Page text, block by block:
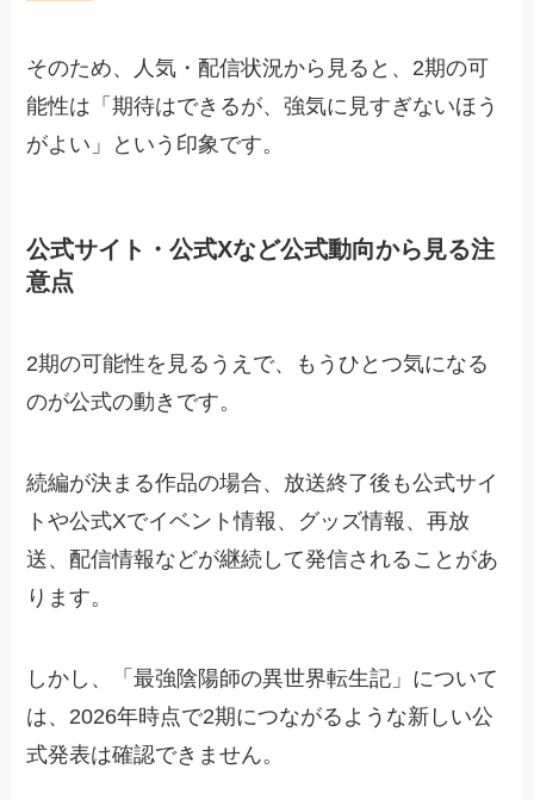
そのため、人気・配信状況から見ると、2期の可
能性は「期待はできるが、強気に見すぎないほう
がよい」という印象です。
公式サイト・公式Xなど公式動向から見る注
意点
2期の可能性を見るうえで、もうひとつ気になる
のが公式の動きです。
続編が決まる作品の場合、放送終了後も公式サイ
トや公式Xでイベント情報、グッズ情報、再放
送、配信情報などが継続して発信されることがあ
ります。
しかし、「最強陰陽師の異世界転生記」について
は、2026年時点で2期につながるような新しい公
式発表は確認できません。